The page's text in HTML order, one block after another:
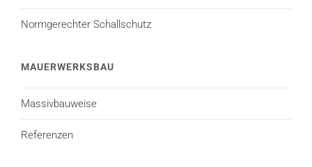
Normgerechter Schallschutz
MAUERWERKSBAU
Massivbauweise
Referenzen